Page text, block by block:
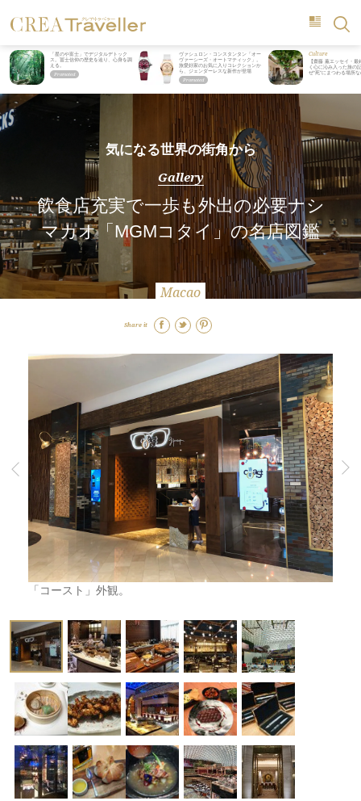
「星のや富士」でデジタルデトック
ス。冨士信仰の歴史を辿り、心身を調
える。
ヴァシュロン・コンスタンタン「オー
ヴァーシーズ・オートマティック」。
旅愛好家のお気に入りコレクションか
ら、ジェンダーレスな新作が登場
Culture
【齋藤 薫エッセイ・最
く心に沁み入った旅の
ぜ“死”にまつわる場所
気になる世界の街角から
Gallery
飲食店充実で一歩も外出の必要ナシ
マカオ「MGMコタイ」の名店図鑑
Macao
Share it
「コースト」外観。